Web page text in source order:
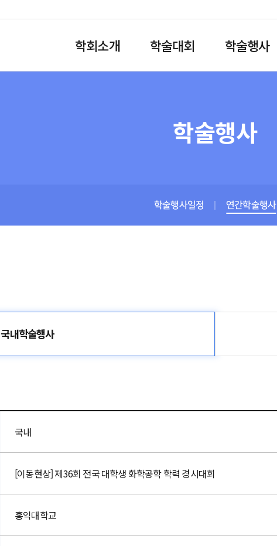
학회소개 학술대회 학술행사
학술행사
학술행사일정 연간학술행사
국내학술행사
국내
[이동현상] 제36회 전국 대학생 화학공학 학력 경시대회
홍익대학교